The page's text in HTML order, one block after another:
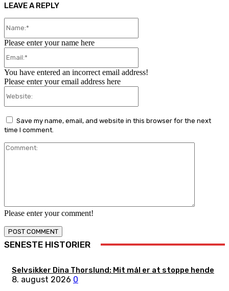
LEAVE A REPLY
Please enter your comment!
Please enter your name here
You have entered an incorrect email address!
Please enter your email address here
Save my name, email, and website in this browser for the next
time I comment.
SENESTE HISTORIER
Selvsikker Dina Thorslund: Mit mål er at stoppe hende
8. august 2026 0